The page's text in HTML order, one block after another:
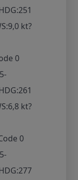
kt?
0
kt?
0